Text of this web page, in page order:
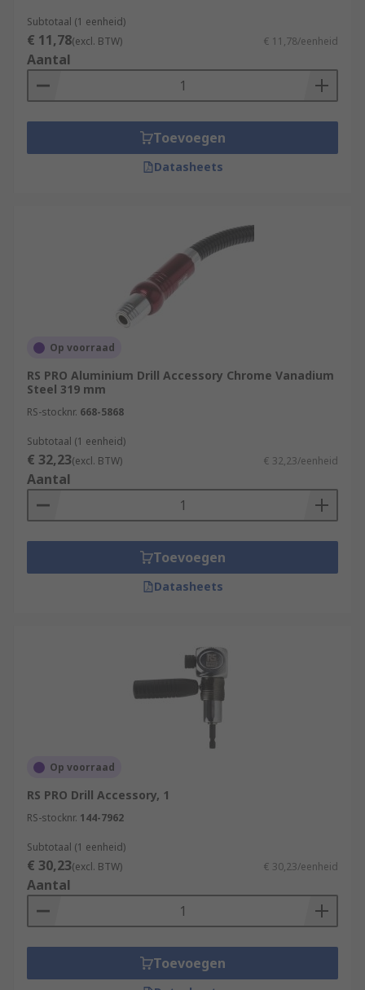
Subtotaal (1 eenheid)
€ 11,78(excl. BTW) € 11,78/eenheid
Aantal
Toevoegen
Datasheets
Op voorraad
RS PRO Aluminium Drill Accessory Chrome Vanadium
Steel 319 mm
RS-stocknr. 668-5868
Subtotaal (1 eenheid)
€ 32,23(excl. BTW) € 32,23/eenheid
Aantal
Toevoegen
Datasheets
Op voorraad
RS PRO Drill Accessory, 1
RS-stocknr. 144-7962
Subtotaal (1 eenheid)
€ 30,23(excl. BTW) € 30,23/eenheid
Aantal
Toevoegen